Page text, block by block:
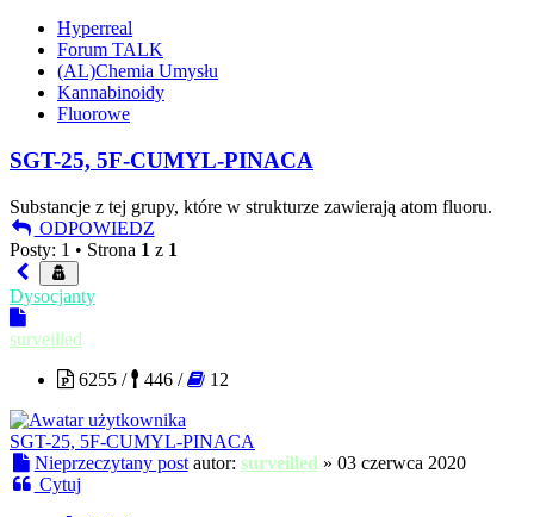
Hyperreal
Forum TALK
(AL)Chemia Umysłu
Kannabinoidy
Fluorowe
SGT-25, 5F-CUMYL-PINACA
Substancje z tej grupy, które w strukturze zawierają atom fluoru.
ODPOWIEDZ
Posty: 1 • Strona 1 z 1
Dysocjanty
surveilled
6255 /
446 / 12
SGT-25, 5F-CUMYL-PINACA
Nieprzeczytany post autor: surveilled » 03 czerwca 2020
Cytuj